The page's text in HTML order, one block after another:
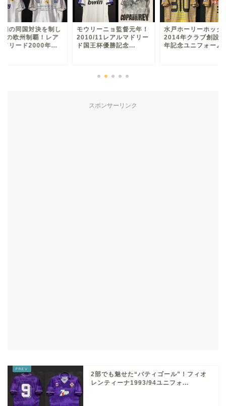
初の同国対決を制し
の欧州制覇！レア
ドリード2000年...
モウリーニョ監督元年！
2010/11レアルマドリー
ド国王杯優勝記念...
水戸ホーリーホック
2014年クラブ創設
年記念ユニフォーム
スポンサーリンク
2部でも魅せた“バティゴール”！フィオ
レンティーナ1993/94ユニフォ...